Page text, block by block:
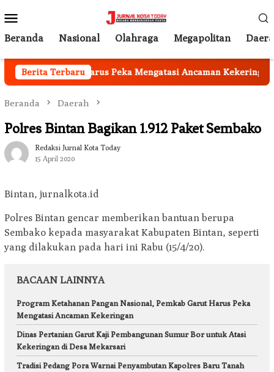
ke
kontenMobile
Beranda Nasional Olahraga Megapolitan
Berita Terbaru
Garut Harus Peka Mengatasi Ancaman Kekeringan
Beranda Daerah
Polres Bintan Bagikan 1.912 Paket Sembako
Redaksi Jurnal Kota Today
15 April 2020
Bintan, jurnalkota.id
Polres Bintan gencar memberikan bantuan berupa
Sembako kepada masyarakat Kabupaten Bintan, seperti
yang dilakukan pada hari ini Rabu (15/4/20).
BACAAN LAINNYA
Program Ketahanan Pangan Nasional, Pemkab Garut Harus Peka
Mengatasi Ancaman Kekeringan
Dinas Pertanian Garut Kaji Pembangunan Sumur Bor untuk Atasi
Kekeringan di Desa Mekarsari
Tradisi Pedang Pora Warnai Penyambutan Kapolres Baru Tanah